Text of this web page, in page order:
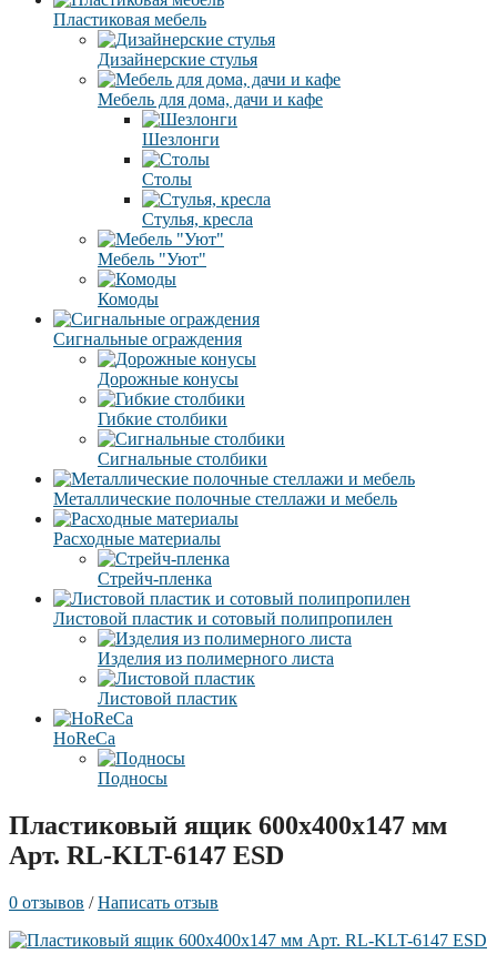
Пластиковая мебель
Дизайнерские стулья
Мебель для дома, дачи и кафе
Шезлонги
Столы
Стулья, кресла
Мебель "Уют"
Комоды
Сигнальные ограждения
Дорожные конусы
Гибкие столбики
Сигнальные столбики
Металлические полочные стеллажи и мебель
Расходные материалы
Стрейч-пленка
Листовой пластик и сотовый полипропилен
Изделия из полимерного листа
Листовой пластик
HoReCa
Подносы
Пластиковый ящик 600x400x147 мм
Арт. RL-KLT-6147 ESD
0 отзывов /Написать отзыв